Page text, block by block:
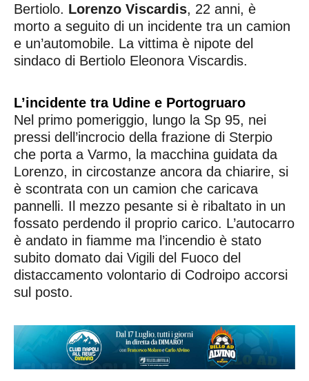
Bertiolo. Lorenzo Viscardis, 22 anni, è
morto a seguito di un incidente tra un camion
e un’automobile. La vittima è nipote del
sindaco di Bertiolo Eleonora Viscardis.
L’incidente tra Udine e Portogruaro
Nel primo pomeriggio, lungo la Sp 95, nei
pressi dell’incrocio della frazione di Sterpio
che porta a Varmo, la macchina guidata da
Lorenzo, in circostanze ancora da chiarire, si
è scontrata con un camion che caricava
pannelli. Il mezzo pesante si è ribaltato in un
fossato perdendo il proprio carico. L’autocarro
è andato in fiamme ma l’incendio è stato
subito domato dai Vigili del Fuoco del
distaccamento volontario di Codroipo accorsi
sul posto.